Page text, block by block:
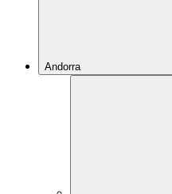
Andorra